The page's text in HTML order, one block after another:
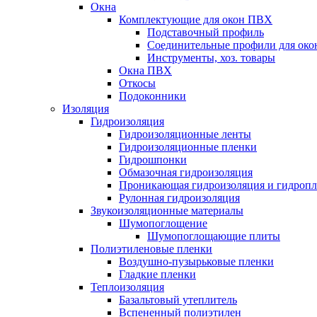
Окна
Комплектующие для окон ПВХ
Подставочный профиль
Соединительные профили для
Инструменты, хоз. товары
Окна ПВХ
Откосы
Подоконники
Изоляция
Гидроизоляция
Гидроизоляционные ленты
Гидроизоляционные пленки
Гидрошпонки
Обмазочная гидроизоляция
Проникающая гидроизоляция и
Рулонная гидроизоляция
Звукоизоляционные материалы
Шумопоглощение
Шумопоглощающие плиты
Полиэтиленовые пленки
Воздушно-пузырьковые пленки
Гладкие пленки
Теплоизоляция
Базальтовый утеплитель
Вспененный полиэтилен